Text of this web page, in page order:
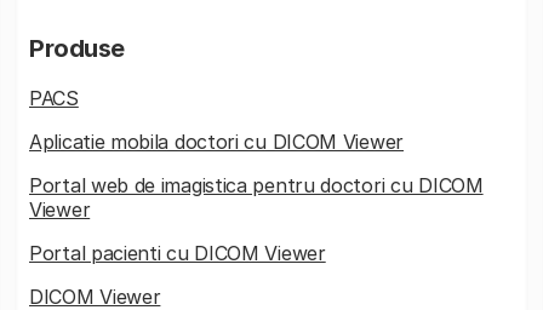
Produse
PACS
Aplicatie mobila doctori cu DICOM Viewer
Portal web de imagistica pentru doctori cu DICOM
Viewer
Portal pacienti cu DICOM Viewer
DICOM Viewer